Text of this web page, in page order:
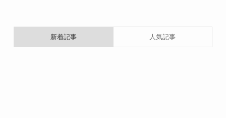
新着記事 人気記事